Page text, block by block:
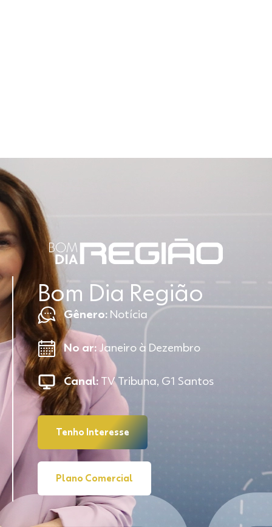
Bom Dia Região
Gênero:Notícia
No ar:Janeiro à Dezembro
Canal:TV Tribuna, G1 Santos
Tenho Interesse
Plano Comercial